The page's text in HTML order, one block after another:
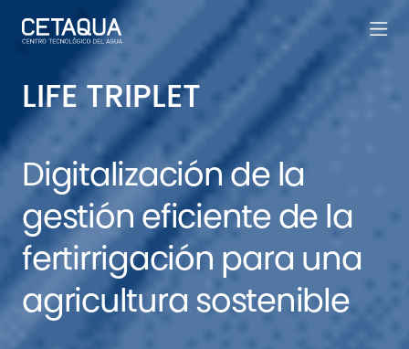
LIFE TRIPLET
Digitalización de la
gestión eficiente de la
fertirrigación para una
agricultura sostenible